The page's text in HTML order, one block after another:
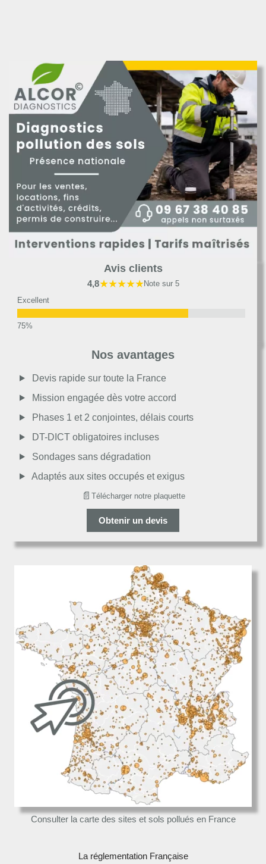
Avis clients
4,8★★★★★Note sur 5
Excellent
Moyen
Passable
Décevant
Nos avantages
Devis rapide sur toute la France
Mission engagée dès votre accord
Phases 1 et 2 conjointes, délais courts
DT-DICT obligatoires incluses
Sondages sans dégradation
Adaptés aux sites occupés et exigus
📄 Télécharger notre plaquette
Obtenir un devis
Consulter la carte des sites et sols pollués en France
La réglementation Française